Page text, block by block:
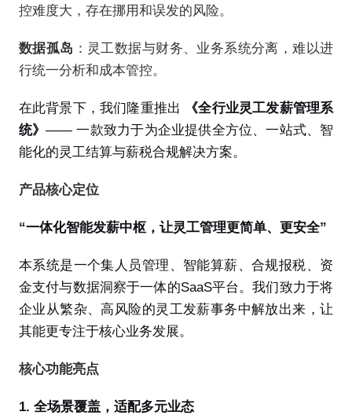
控难度大，存在挪用和误发的风险。
数据孤岛 ：灵工数据与财务、业务系统分离，难以进
行统一分析和成本管控。
在此背景下，我们隆重推出
《全行业灵工发薪管理系
统》—— 一款致力于为企业提供全方位、一站式、智
能化的灵工结算与薪税合规解决方案。
产品核心定位
“一体化智能发薪中枢，让灵工管理更简单、更安全”
本系统是一个集人员管理、智能算薪、合规报税、资
金支付与数据洞察于一体的SaaS平台。我们致力于将
企业从繁杂、高风险的灵工发薪事务中解放出来，让
其能更专注于核心业务发展。
核心功能亮点
1. 全场景覆盖，适配多元业态